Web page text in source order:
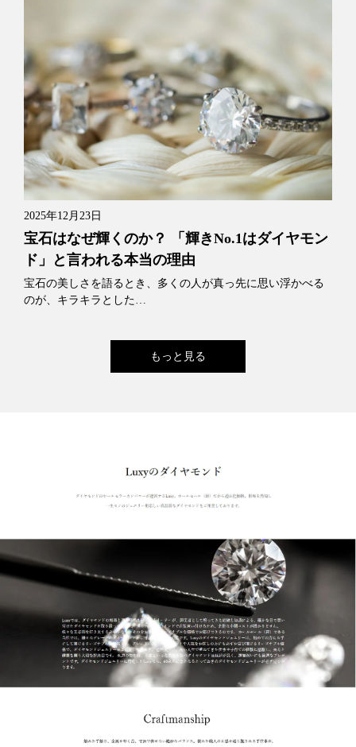
2025年12月23日
宝石はなぜ輝くのか？ 「輝きNo.1はダイヤモン
ド」と言われる本当の理由
宝石の美しさを語るとき、多くの人が真っ先に思い浮かべる
のが、キラキラとした…
もっと見る